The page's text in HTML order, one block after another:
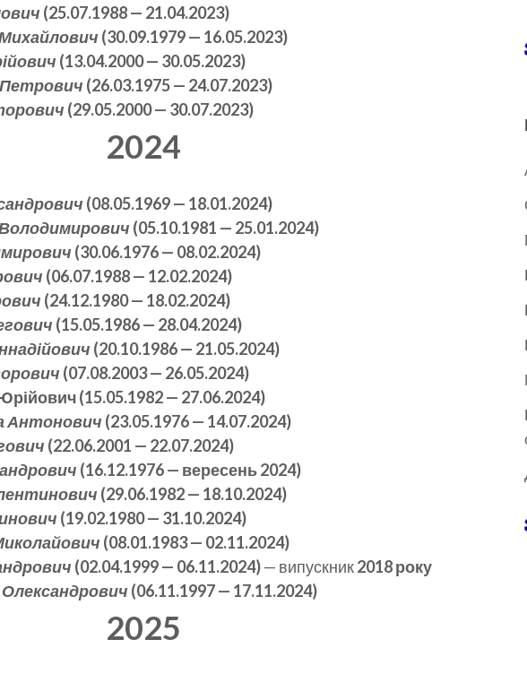
(25.07.1988 — 21.04.2023)
(30.09.1979 — 16.05.2023)
(13.04.2000 — 30.05.2023)
(26.03.1975 — 24.07.2023)
(29.05.2000 — 30.07.2023)
2024
(08.05.1969 — 18.01.2024)
(05.10.1981 — 25.01.2024)
(30.06.1976 — 08.02.2024)
(06.07.1988 — 12.02.2024)
(24.12.1980 — 18.02.2024)
(15.05.1986 — 28.04.2024)
(20.10.1986 — 21.05.2024)
(07.08.2003 — 26.05.2024)
(15.05.1982 — 27.06.2024)
Антонович (23.05.1976 — 14.07.2024)
(22.06.2001 — 22.07.2024)
(16.12.1976 — вересень 2024)
(29.06.1982 — 18.10.2024)
(19.02.1980 — 31.10.2024)
(08.01.1983 — 02.11.2024)
(02.04.1999 — 06.11.2024)— випускник2018 року
(06.11.1997 — 17.11.2024)
2025